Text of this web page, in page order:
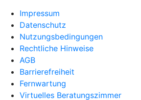
Impressum
Datenschutz
Nutzungsbedingungen
Rechtliche Hinweise
AGB
Barrierefreiheit
Fernwartung
Virtuelles Beratungszimmer